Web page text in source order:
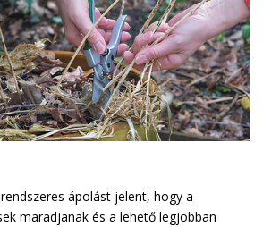
ápolást jelent, hogy a
maradjanak és a lehető legjobban